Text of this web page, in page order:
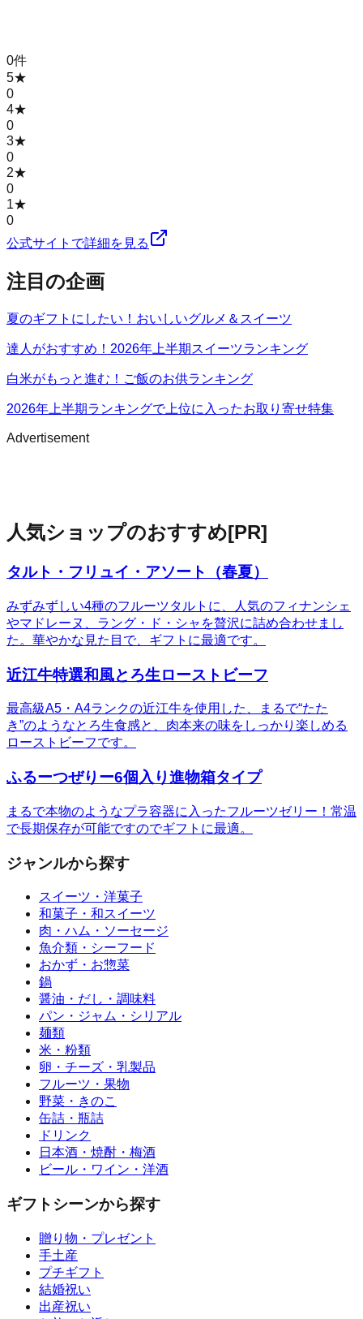
0件
5★
0
4★
0
3★
0
2★
0
1★
0
公式サイトで詳細を見る
注目の企画
夏のギフトにしたい！おいしいグルメ＆スイーツ
達人がおすすめ！2026年上半期スイーツランキング
白米がもっと進む！ご飯のお供ランキング
2026年上半期ランキングで上位に入ったお取り寄せ特集
Advertisement
人気ショップのおすすめ[PR]
タルト・フリュイ・アソート（春夏）
みずみずしい4種のフルーツタルトに、人気のフィナンシェ
やマドレーヌ、ラング・ド・シャを贅沢に詰め合わせまし
た。華やかな見た目で、ギフトに最適です。
近江牛特選和風とろ生ローストビーフ
最高級A5・A4ランクの近江牛を使用した、まるで“たた
き”のようなとろ生食感と、肉本来の味をしっかり楽しめる
ローストビーフです。
ふるーつぜりー6個入り進物箱タイプ
まるで本物のようなプラ容器に入ったフルーツゼリー！常温
で長期保存が可能ですのでギフトに最適。
ジャンルから探す
スイーツ・洋菓子
和菓子・和スイーツ
肉・ハム・ソーセージ
魚介類・シーフード
おかず・お惣菜
鍋
醤油・だし・調味料
パン・ジャム・シリアル
麺類
米・粉類
卵・チーズ・乳製品
フルーツ・果物
野菜・きのこ
缶詰・瓶詰
ドリンク
日本酒・焼酎・梅酒
ビール・ワイン・洋酒
ギフトシーンから探す
贈り物・プレゼント
手土産
プチギフト
結婚祝い
出産祝い